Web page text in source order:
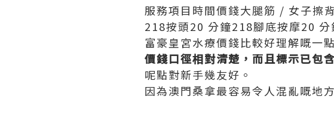
服務項目時間價錢大腿筋 / 女子擦
218按頭20 分鐘218腳底按摩20
富豪皇宮水療價錢比較好理解嘅一
價錢口徑相對清楚，而且標示已包
呢點對新手幾友好。
因為澳門桑拿最容易令人混亂嘅地